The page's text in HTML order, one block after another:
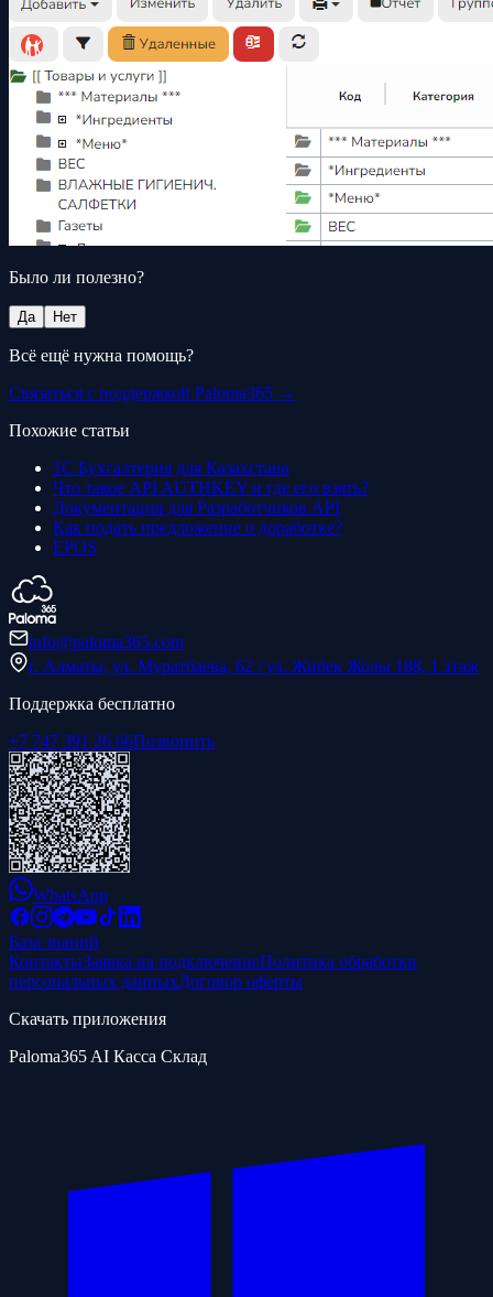
Было ли полезно?
Да Нет
Всё ещё нужна помощь?
Связаться с поддержкой Paloma365 →
Похожие статьи
1С Бухгалтерия для Казахстана
Что такое API AUTHKEY и где его взять?
Документация для Разработчиков API
Как подать предложение о доработке?
EPOS
info@paloma365.com
г. Алматы, ул. Муратбаева, 62 / ул. Жибек Жолы 188, 1 этаж
Поддержка бесплатно
+7 747 391 26 66Позвонить
WhatsApp
База знаний
КонтактыЗаявка на подключениеПолитика обработки
персональных данныхДоговор оферты
Скачать приложения
Paloma365 AI Касса Склад